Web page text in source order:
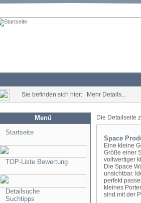
Sie befinden sich hier: Mehr Details...
Menü
Startseite
TOP-Liste Bewertung
Detailsuche
Suchtipps
Die Detailseite
Space
Eine kleine
Größe einer
vollwertiger
Die Space
unsichtbar.
perfekt
kleines
sind mit der